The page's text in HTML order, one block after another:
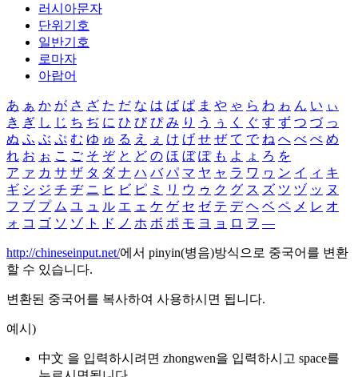
러시아문자
단위기호
일반기호
로마자
아랍어
あ ぁ か が さ ざ た だ な は ば ぱ ま や ゃ ら わ ゎ ん い ぃ
き ぎ し じ ち ぢ に ひ び ぴ み り う ぅ く ぐ す ず つ づ っ
ぬ ふ ぶ ぷ む ゆ ゅ る え ぇ け げ せ ぜ て で ね へ べ ぺ め
れ お ぉ こ ご そ ぞ と ど の ほ ぼ ぽ も よ ょ ろ を
ア ァ カ サ ザ タ ダ ナ ハ バ パ マ ヤ ャ ラ ワ ヮ ン イ ィ キ
ギ シ ジ チ ヂ ニ ヒ ビ ピ ミ リ ウ ゥ ク グ ス ズ ツ ヅ ッ ヌ
フ ブ プ ム ユ ュ ル エ ェ ケ ゲ セ ゼ テ デ ヘ ベ ペ メ レ オ
ォ コ ゴ ソ ゾ ト ド ノ ホ ボ ポ モ ヨ ョ ロ ヲ ―
http://chineseinput.net/에서 pinyin(병음)방식으로 중국어를 변환
할 수 있습니다.
변환된 중국어를 복사하여 사용하시면 됩니다.
예시)
中文 을 입력하시려면 zhongwen을 입력하시고 space를